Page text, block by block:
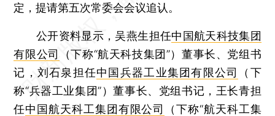
定，提请第五次常委会会议追认。
公开资料显示，吴燕生担任中国航天科技集团
有限公司
（下称“航天科技集团”）董事长、党组书
记，刘石泉担任中国兵器工业集团有限公司
（下
称“兵器工业集团”）董事长、党组书记，王长青担
任中国航天科工集团有限公司
（下称“航天科工集